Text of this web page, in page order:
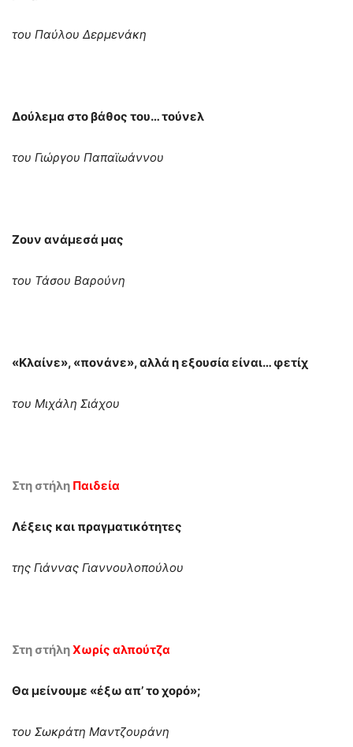
του Παύλου Δερμενάκη
Δούλεμα στο βάθος του… τούνελ
του Γιώργου Παπαϊωάννου
Ζουν ανάμεσά μας
του Τάσου Βαρούνη
«Κλαίνε», «πονάνε», αλλά η εξουσία είναι… φετίχ
του Μιχάλη Σιάχου
Στη στήλη Παιδεία
Λέξεις και πραγματικότητες
της Γιάννας Γιαννουλοπούλου
Στη στήληΧωρίς αλπούτζα
Θα μείνουμε «έξω απ’ το χορό»;
του Σωκράτη Μαντζουράνη